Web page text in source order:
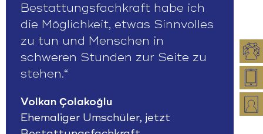
Bestattungsfachkraft habe ich
die Möglichkeit, etwas Sinnvolles
zu tun und Menschen in
schweren Stunden zur Seite zu
stehen.“
Volkan Ҫolakoğlu
Ehemaliger Umschüler, jetzt